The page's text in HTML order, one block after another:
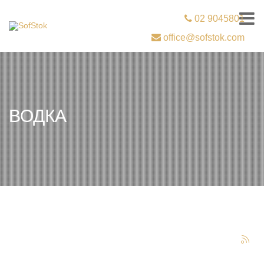
02 9045801
office@sofstok.com
ВОДКА